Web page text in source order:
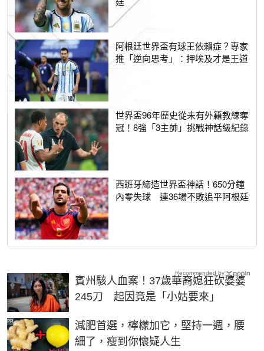
阿根廷世界盃有球王依賴症？專家
推「逆向思考」：押埃及才是王道
世界盃96年歷史從未有外籍教練奪
冠！8強「3主帥」挑戰神話級紀錄
西班牙締造世界盃神話！650分鐘
內零失球 連36場不敗追平阿根廷
賓州駭人血案！37歲華裔媳狂砍婆婆
245刀 起因竟是「小姑要來」
減肥首選，檸檬加它，堅持一週，腰
細了，瘦到你懷疑人生
PR
Recommended by